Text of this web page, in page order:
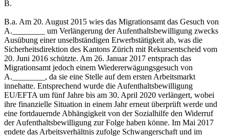
B.
B.a. Am 20. August 2015 wies das Migrationsamt das Gesuch von
A.________ um Verlängerung der Aufenthaltsbewilligung zwecks
Ausübung einer unselbständigen Erwerbstätigkeit ab, was die
Sicherheitsdirektion des Kantons Zürich mit Rekursentscheid vom
20. Juni 2016 schützte. Am 26. Januar 2017 entsprach das
Migrationsamt jedoch einem Wiedererwägungsgesuch von
A.________, da sie eine Stelle auf dem ersten Arbeitsmarkt
innehatte. Entsprechend wurde die Aufenthaltsbewilligung
EU/EFTA um fünf Jahre bis am 30. April 2020 verlängert, wobei
ihre finanzielle Situation in einem Jahr erneut überprüft werde und
eine fortdauernde Abhängigkeit von der Sozialhilfe den Widerruf
der Aufenthaltsbewilligung zur Folge haben könne. Im Mai 2017
endete das Arbeitsverhältnis zufolge Schwangerschaft und im